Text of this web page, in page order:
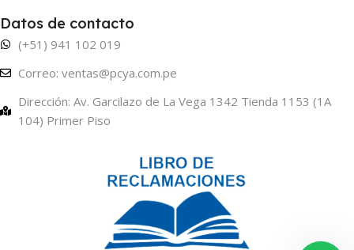
Datos de contacto
(+51) 941 102 019
Correo: ventas@pcya.com.pe
Dirección: Av. Garcilazo de La Vega 1342 Tienda 1153 (1A
104) Primer Piso